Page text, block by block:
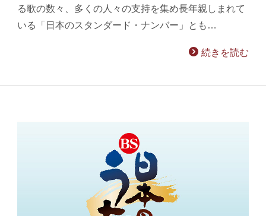
る歌の数々、多くの人々の支持を集め長年親しまれて
いる「日本のスタンダード・ナンバー」とも…
続きを読む